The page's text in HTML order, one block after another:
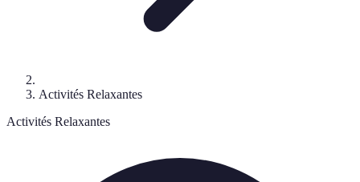
Activités Relaxantes
Activités Relaxantes